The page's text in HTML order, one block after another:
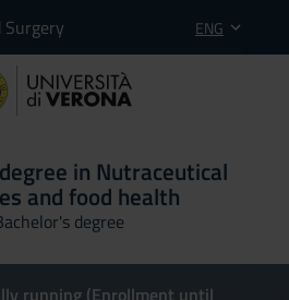
Surgery ENG
in Nutraceutical
and food health
degree
running (Enrollment until